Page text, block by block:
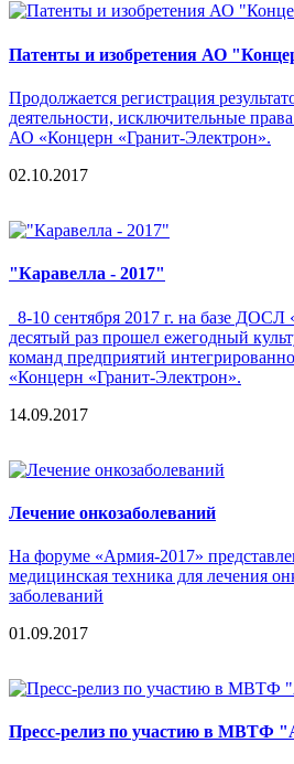
Патенты и изобретения АО
Продолжается регистрация
деятельности, исключительные
АО «Концерн «Гранит-Электрон».
02.10.2017
"Каравелла - 2017"
8-10 сентября 2017 г. на базе ДОСЛ
десятый раз прошел ежегодный
команд предприятий
«Концерн «Гранит-Электрон».
14.09.2017
Лечение онкозаболеваний
На форуме «Армия-2017»
медицинская техника для лечения
заболеваний
01.09.2017
Пресс-релиз по участию в МВТФ